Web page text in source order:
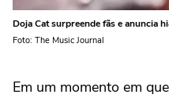
Doja Cat surpreende fãs e anuncia
Foto: The Music Journal
Em um momento em